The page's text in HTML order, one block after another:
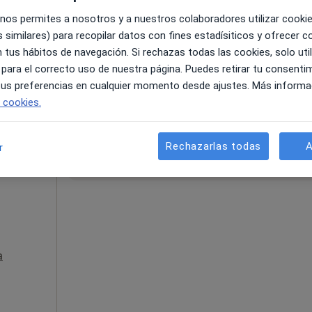
Henares •Mapa
La reserva de cita online no está
permites a nosotros y a nuestros colaboradores utilizar
similares) para recopilar datos con fines estadísiticos y ofrecer
tus hábitos de navegación. Si rechazas todas las cookies, solo
el correcto uso de nuestra página. Puedes retirar tu
preferencias en cualquier momento desde ajustes. Más
cookies.
Rechazarlas todas